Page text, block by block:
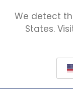
We detect
States.